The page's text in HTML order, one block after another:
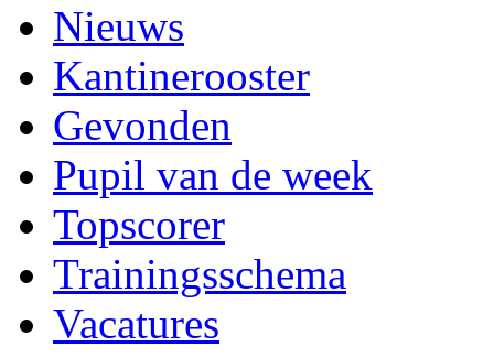
Nieuws
Kantinerooster
Gevonden
Pupil van de week
Topscorer
Trainingsschema
Vacatures